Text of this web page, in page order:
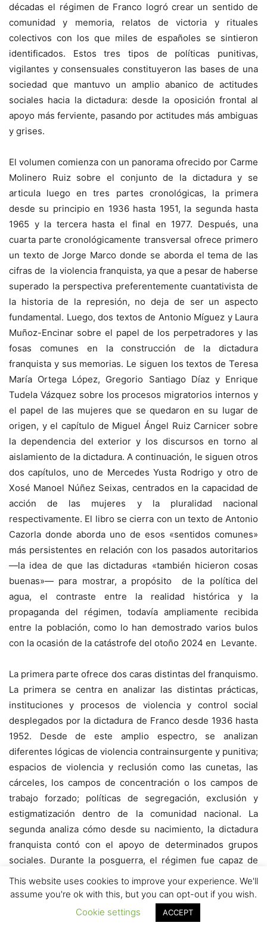
décadas el régimen de Franco logró crear un sentido de
comunidad y memoria, relatos de victoria y rituales
colectivos con los que miles de españoles se sintieron
identificados. Estos tres tipos de políticas punitivas,
vigilantes y consensuales constituyeron las bases de una
sociedad que mantuvo un amplio abanico de actitudes
sociales hacia la dictadura: desde la oposición frontal al
apoyo más ferviente, pasando por actitudes más ambiguas
y grises.
El volumen comienza con un panorama ofrecido por Carme
Molinero Ruiz sobre el conjunto de la dictadura y se
articula luego en tres partes cronológicas, la primera
desde su principio en 1936 hasta 1951, la segunda hasta
1965 y la tercera hasta el final en 1977. Después, una
cuarta parte cronológicamente transversal ofrece primero
un texto de Jorge Marco donde se aborda el tema de las
cifras de la violencia franquista, ya que a pesar de haberse
superado la perspectiva preferentemente cuantativista de
la historia de la represión, no deja de ser un aspecto
fundamental. Luego, dos textos de Antonio Míguez y Laura
Muñoz-Encinar sobre el papel de los perpetradores y las
fosas comunes en la construcción de la dictadura
franquista y sus memorias. Le siguen los textos de Teresa
María Ortega López, Gregorio Santiago Díaz y Enrique
Tudela Vázquez sobre los procesos migratorios internos y
el papel de las mujeres que se quedaron en su lugar de
origen, y el capítulo de Miguel Ángel Ruiz Carnicer sobre
la dependencia del exterior y los discursos en torno al
aislamiento de la dictadura. A continuación, le siguen otros
dos capítulos, uno de Mercedes Yusta Rodrigo y otro de
Xosé Manoel Núñez Seixas, centrados en la capacidad de
acción de las mujeres y la pluralidad nacional
respectivamente. El libro se cierra con un texto de Antonio
Cazorla donde aborda uno de esos «sentidos comunes»
más persistentes en relación con los pasados autoritarios
—la idea de que las dictaduras «también hicieron cosas
buenas»— para mostrar, a propósito de la política del
agua, el contraste entre la realidad histórica y la
propaganda del régimen, todavía ampliamente recibida
entre la población, como lo han demostrado varios bulos
con la ocasión de la catástrofe del otoño 2024 en Levante.
La primera parte ofrece dos caras distintas del franquismo.
La primera se centra en analizar las distintas prácticas,
instituciones y procesos de violencia y control social
desplegados por la dictadura de Franco desde 1936 hasta
1952. Desde de este amplio espectro, se analizan
diferentes lógicas de violencia contrainsurgente y punitiva;
espacios de violencia y reclusión como las cunetas, las
cárceles, los campos de concentración o los campos de
trabajo forzado; políticas de segregación, exclusión y
estigmatización dentro de la comunidad nacional. La
segunda analiza cómo desde su nacimiento, la dictadura
franquista contó con el apoyo de determinados grupos
sociales. Durante la posguerra, el régimen fue capaz de
poner en marcha una serie de políticas en lo económico,
social y cultural que le garantizarían especialmente el
apoyo de las heterogéneas clases medias y las clases
altas, tanto del mundo rural como urbano. El franquismo se
This website uses cookies to improve your experience. We'll
assume you're ok with this, but you can opt-out if you wish.
Cookie settings
ACCEPT